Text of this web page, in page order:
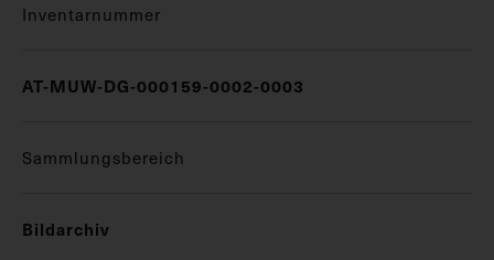
Inventarnummer
AT-MUW-DG-000159-0002-0003
Sammlungsbereich
Bildarchiv